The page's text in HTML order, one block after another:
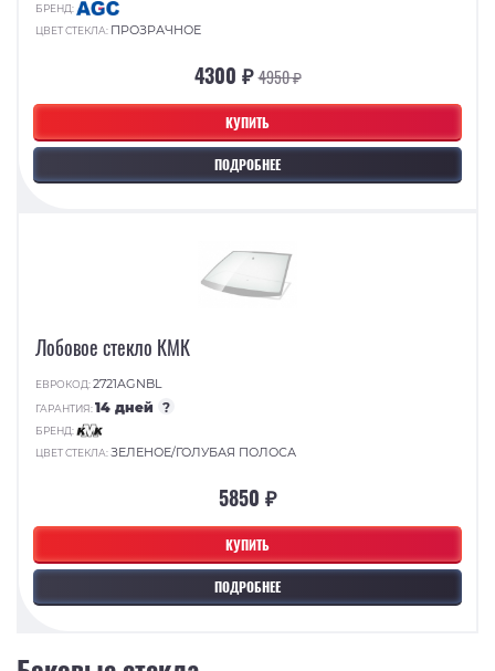
КУПИТЬ
ПОДРОБНЕЕ
БРЕНД:
ЦВЕТ СТЕКЛА: ПРОЗРАЧНОЕ
4300 ₽4950 ₽
КУПИТЬ
ПОДРОБНЕЕ
Лобовое стекло КМК
ЕВРОКОД:2721AGNBL
ГАРАНТИЯ:14 дней ?
БРЕНД:
ЦВЕТ СТЕКЛА:ЗЕЛЕНОЕ/ГОЛУБАЯ ПОЛОСА
5850 ₽